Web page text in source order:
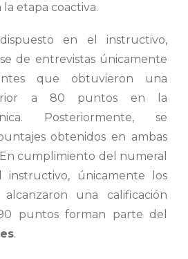
etapa coactiva.
en el instructivo,
de entrevistas únicamente
que obtuvieron una
a 80 puntos en la
Posteriormente, se
obtenidos en ambas
cumplimiento del numeral
instructivo, únicamente los
una calificación
puntos forman parte del
.